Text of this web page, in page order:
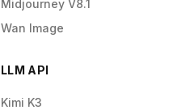
Midjourney V8.1
Wan Image
LLM API
Kimi K3